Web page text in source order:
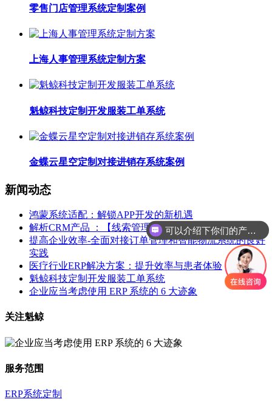
零售门店管理系统定制案例
上海人事管理系统定制方案
魁鲸科技定制开发服装工单系统
金蝶云星空定制对接进销存系统案例
新闻动态
鸿蒙系统适配：解锁APP开发的新机遇
解析CRM产品 ：【线索管理】
提高企业效率-全面对接订单管理和智能物流系统的良好
实践
医疗行业ERP解决方案：提升效率与患者体验
魁鲸科技定制开发服装工单系统
企业应当考虑使用 ERP 系统的 6 大迹象
关注魁鲸
服务范围
ERP系统定制
可以介绍下你们的产品么